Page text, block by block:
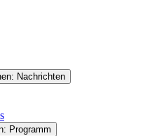
Nachrichten
Programm